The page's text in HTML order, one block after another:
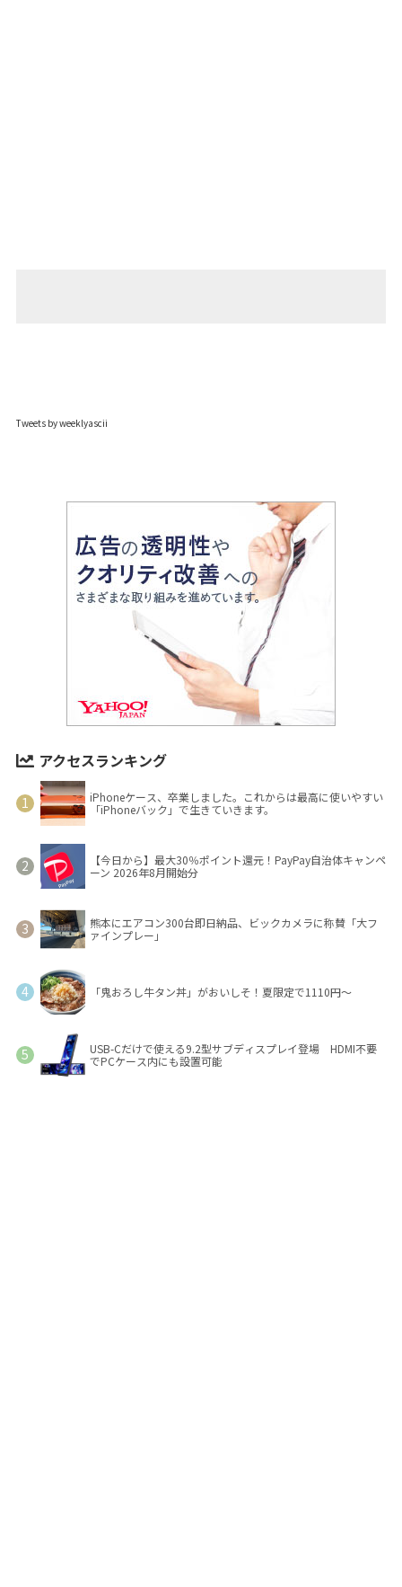
Tweets by weeklyascii
アクセスランキング
iPhoneケース、卒業しました。これからは最高に使いやすい
「iPhoneバック」で生きていきます。
【今日から】最大30％ポイント還元！PayPay自治体キャンペ
ーン 2026年8月開始分
熊本にエアコン300台即日納品、ビックカメラに称賛「大フ
ァインプレー」
「鬼おろし牛タン丼」がおいしそ！夏限定で1110円～
USB-Cだけで使える9.2型サブディスプレイ登場 HDMI不要
でPCケース内にも設置可能